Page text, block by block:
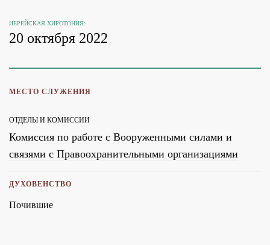
ИЕРЕЙСКАЯ ХИРОТОНИЯ:
20 октября 2022
МЕСТО СЛУЖЕНИЯ
ОТДЕЛЫ И КОМИССИИ
Комиссия по работе с Вооруженными силами и
связями с Правоохранительными организациями
ДУХОВЕНСТВО
Почившие